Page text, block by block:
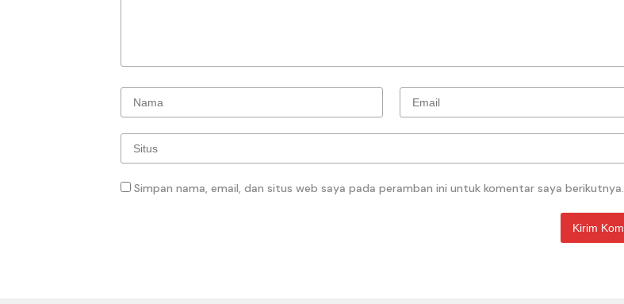
Simpan nama, email, dan situs web saya pada peramban ini untuk komentar saya berikutnya.